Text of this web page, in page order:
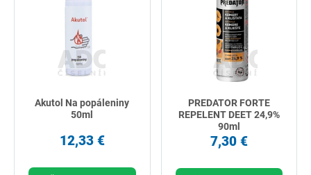
Akutol Na popáleniny
50ml
12,33 €
PREDATOR FORTE
REPELENT DEET 24,9%
90ml
7,30 €